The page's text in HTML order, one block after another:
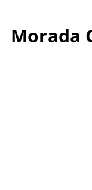
Morada